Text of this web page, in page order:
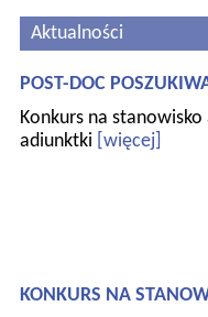
Aktualności
POST-DOC
Konkurs na
adiunktki [więcej]
KONKURS NA